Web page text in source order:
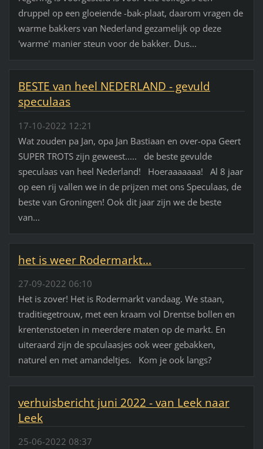
druppel op een gloeiende -bak-plaat, daarom vragen de
warme bakkers van Nederland gezamelijk op deze
'warme' manier steun voor de bakker. Dus...
BESTE van heel NEDERLAND - gevuld
speculaas
17-10-2022 12:21
Wat zouden pa Jan, opa Jan Bastiaan en over-opa Geert
SUPER TROTS zijn geweest..... de beste gevulde
speculaas van heel Nederland! Hoeraaaaaaa! Al 8 jaar
op een rij vallen we in de prijzen met ons Speculaas, de
beste van Groningen! Ook dit jaar zijn we de beste
van...
het is weer Rodermarkt...
27-09-2022 06:10
Het is zover! Het is Rodermarkt vandaag. We staan,
traditiegetrouw, met een kraam vol Drentse bollen en
krentenstoeten in meerdere maten op de markt. En
uiteraard zijn de spculaasjes ook weer gebakken,
naturel en met amandeltjes. Kom je ook langs?
verhuisbericht juni 2022 - van Leek naar
Leek
25-06-2022 08:37